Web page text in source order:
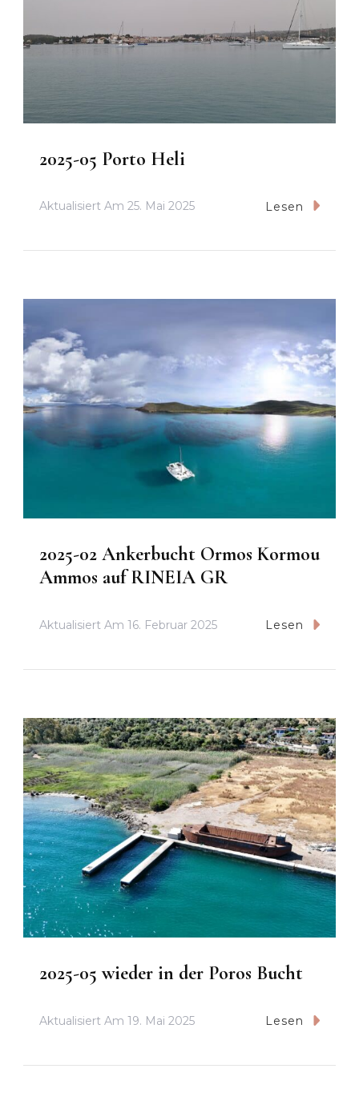
2025-05 Porto Heli
Aktualisiert Am 25. Mai 2025 Lesen
2025-02 Ankerbucht Ormos Kormou
Ammos auf RINEIA GR
Aktualisiert Am 16. Februar 2025 Lesen
2025-05 wieder in der Poros Bucht
Aktualisiert Am 19. Mai 2025 Lesen